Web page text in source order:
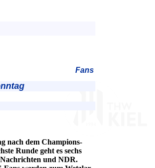
Fans
nach dem Champions-
Runde geht es sechs
und NDR.